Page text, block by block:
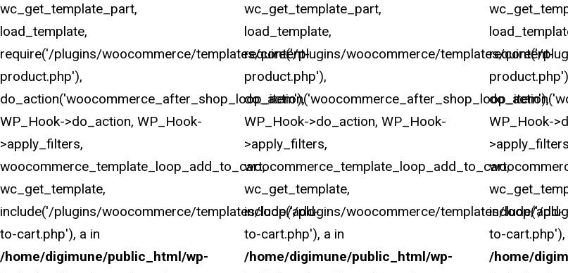
wc_get_template_part,
load_template,
require('/plugins/woocommerce/templates/content-
product.php'),
do_action('woocommerce_after_shop_loop_item'),
WP_Hook->do_action, WP_Hook-
>apply_filters,
woocommerce_template_loop_add_to_cart,
wc_get_template,
include('/plugins/woocommerce/templates/loop/add-
to-cart.php'), a in
/home/digimune/public_html/wp-
wc_get_template_part,
load_template,
require('/plugins/woocommerce/templates/content-
product.php'),
do_action('woocommerce_after_shop_loop_item'),
WP_Hook->do_action, WP_Hook-
>apply_filters,
woocommerce_template_loop_add_to_cart,
wc_get_template,
include('/plugins/woocommerce/templates/loop/add-
to-cart.php'), a in
/home/digimune/public_html/wp-
require('/
WP_Hook-
include('/
to-cart.php'),
/home/